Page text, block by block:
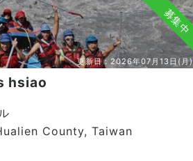
募集中
更新日：2026年07月13日(月)
hsiao
County, Taiwan